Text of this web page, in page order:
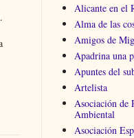
Alicante en el
Alma de las
Amigos de
Apadrina una
Apuntes del
Artelista
Asociación de
Ambiental
Asociación